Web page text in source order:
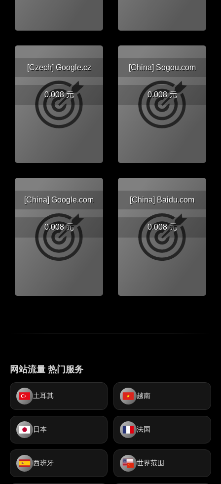
[Czech] Google.cz
0.008 元
[China] Sogou.com
0.008 元
[China] Google.com
0.008 元
[China] Baidu.com
0.008 元
网站流量 热门服务
土耳其 越南
日本 法国
西班牙 世界范围